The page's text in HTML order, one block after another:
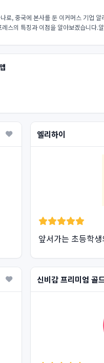
로, 중국에 본사를 둔 이커머스 기업
스의 특징과 이점을 알아보겠습니다.
엘리하이
앞서가는 초등학
신비감 프리미엄 골